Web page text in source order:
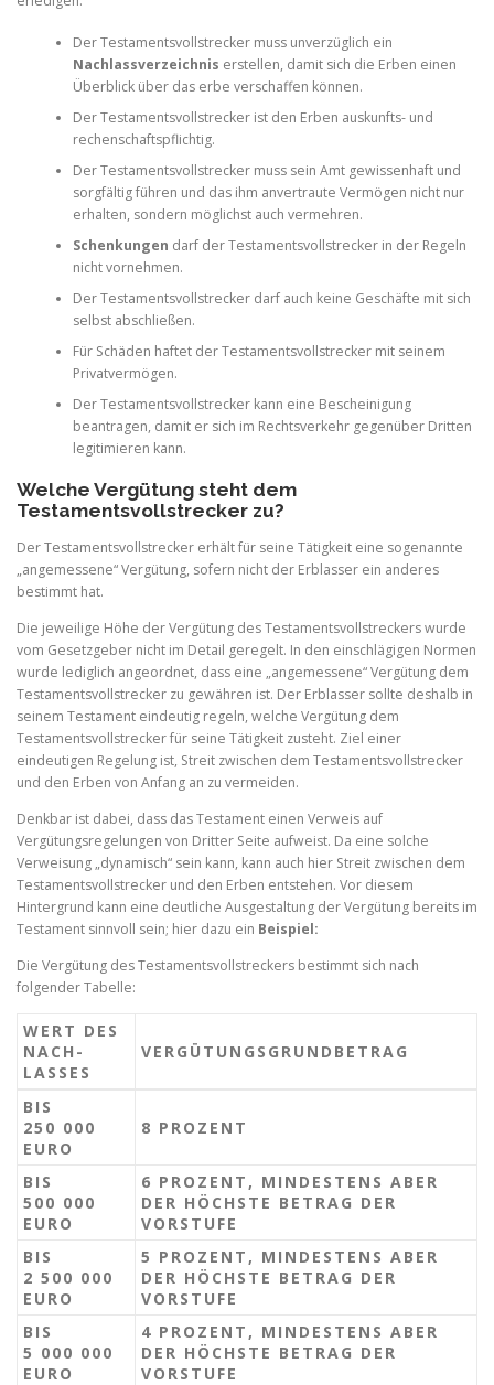
Der Testamentsvollstrecker muss unverzüglich ein
Nachlassverzeichnis erstellen, damit sich die Erben einen
Überblick über das erbe verschaffen können.
Der Testamentsvollstrecker ist den Erben auskunfts- und
rechenschaftspflichtig.
Der Testamentsvollstrecker muss sein Amt gewissenhaft und
sorgfältig führen und das ihm anvertraute Vermögen nicht nur
erhalten, sondern möglichst auch vermehren.
Schenkungen darf der Testamentsvollstrecker in der Regeln
nicht vornehmen.
Der Testamentsvollstrecker darf auch keine Geschäfte mit sich
selbst abschließen.
Für Schäden haftet der Testamentsvollstrecker mit seinem
Privatvermögen.
Der Testamentsvollstrecker kann eine Bescheinigung
beantragen, damit er sich im Rechtsverkehr gegenüber Dritten
legitimieren kann.
Welche Vergütung steht dem
Testamentsvollstrecker zu?
Der Testamentsvollstrecker erhält für seine Tätigkeit eine sogenannte
„angemessene“ Vergütung, sofern nicht der Erblasser ein anderes
bestimmt hat.
Die jeweilige Höhe der Vergütung des Testamentsvollstreckers wurde
vom Gesetzgeber nicht im Detail geregelt. In den einschlägigen Normen
wurde lediglich angeordnet, dass eine „angemessene“ Vergütung dem
Testamentsvollstrecker zu gewähren ist. Der Erblasser sollte deshalb in
seinem Testament eindeutig regeln, welche Vergütung dem
Testamentsvollstrecker für seine Tätigkeit zusteht. Ziel einer
eindeutigen Regelung ist, Streit zwischen dem Testamentsvollstrecker
und den Erben von Anfang an zu vermeiden.
Denkbar ist dabei, dass das Testament einen Verweis auf
Vergütungsregelungen von Dritter Seite aufweist. Da eine solche
Verweisung „dynamisch“ sein kann, kann auch hier Streit zwischen dem
Testamentsvollstrecker und den Erben entstehen. Vor diesem
Hintergrund kann eine deutliche Ausgestaltung der Vergütung bereits im
Testament sinnvoll sein; hier dazu ein Beispiel:
Die Vergütung des Testamentsvollstreckers bestimmt sich nach
folgender Tabelle:
WERT DES
NACH­
LASSES
VERGÜTUNGS­GRUND­BETRAG
BIS
250 000
EURO
8 PROZENT
BIS
500 000
EURO
6 PROZENT, MINDESTENS ABER
DER HÖCHSTE BETRAG DER
VORSTUFE
BIS
2 500 000
EURO
5 PROZENT, MINDESTENS ABER
DER HÖCHSTE BETRAG DER
VORSTUFE
BIS
5 000 000
EURO
4 PROZENT, MINDESTENS ABER
DER HÖCHSTE BETRAG DER
VORSTUFE